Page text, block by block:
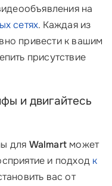
на
сетях. Каждая из
привести к вашим
присутствие
и двигайтесь
для Walmart может
и подход к
вас от